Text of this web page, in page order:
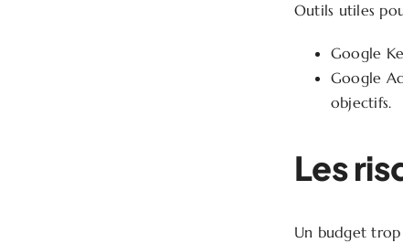
Outils utiles
Google
Google
objectifs.
Les
Un budget trop